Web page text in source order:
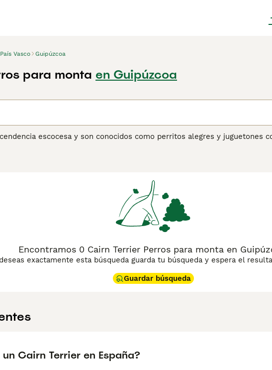
País Vasco Guipúzcoa
para monta en Guipúzcoa
escocesa y son conocidos como perritos alegres y juguetones
a su apariencia traviesa y su apego a sus dueños.
Encontramos 0 Cairn Terrier Perros para monta en
exactamente esta búsqueda guarda tu búsqueda y espera el
Guardar búsqueda
Cairn Terrier en España?